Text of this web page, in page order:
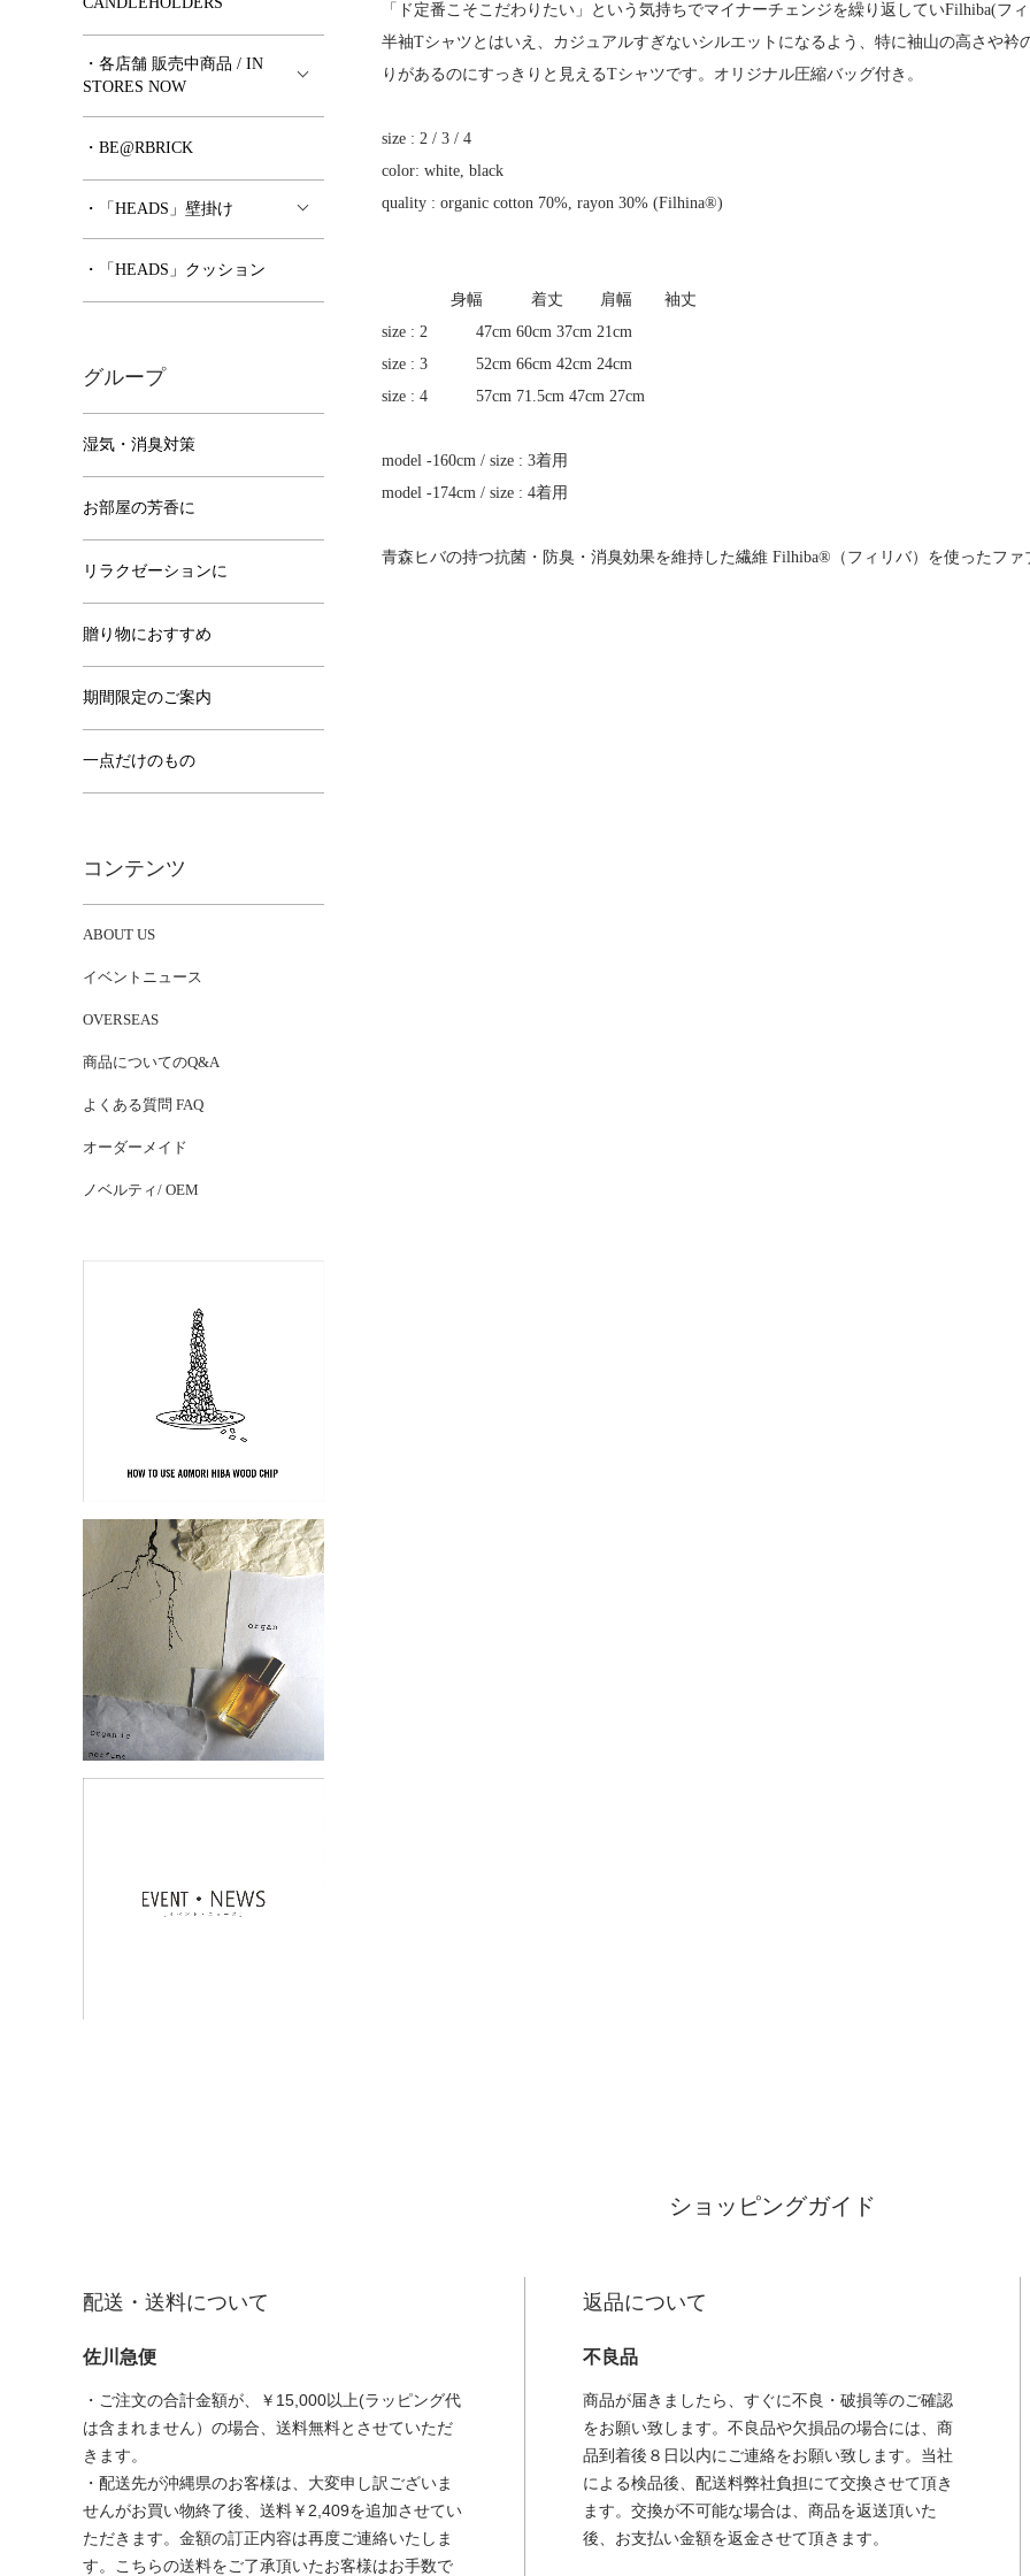
「ド定番こそこだわりたい」という気持ちでマイナーチェンジを繰り返していFilhiba(フ
半袖Tシャツとはいえ、カジュアルすぎないシルエットになるよう、特に袖山の高さや
りがあるのにすっきりと見えるTシャツです。オリジナル圧縮バッグ付き。
size : 2 / 3 / 4
color: white, black
quality : organic cotton 70%, rayon 30% (Filhina®︎)
身幅 着丈 肩幅 袖丈
size : 2 47cm 60cm 37cm 21cm
size : 3 52cm 66cm 42cm 24cm
size : 4 57cm 71.5cm 47cm 27cm
model -160cm / size : 3着用
model -174cm / size : 4着用
青森ヒバの持つ抗菌・防臭・消臭効果を維持した繊維 Filhiba®（フィリバ）を使ったファ
・各店舗 販売中商品 / IN
STORES NOW
・BE@RBRICK
・「HEADS」壁掛け
・「HEADS」クッション
グループ
湿気・消臭対策
お部屋の芳香に
リラクゼーションに
贈り物におすすめ
期間限定のご案内
一点だけのもの
コンテンツ
ABOUT US
イベントニュース
OVERSEAS
商品についてのQ&A
よくある質問 FAQ
オーダーメイド
ノベルティ/ OEM
ショッピングガイド
配送・送料について
佐川急便
・ご注文の合計金額が、￥15,000以上(ラッピング代
は含まれません）の場合、送料無料とさせていただ
きます。
・配送先が沖縄県のお客様は、大変申し訳ございま
せんがお買い物終了後、送料￥2,409を追加させてい
ただきます。金額の訂正内容は再度ご連絡いたしま
す。こちらの送料をご了承頂いたお客様はお手数で
返品について
不良品
商品が届きましたら、すぐに不良・破損等のご確認
をお願い致します。不良品や欠損品の場合には、商
品到着後８日以内にご連絡をお願い致します。当社
による検品後、配送料弊社負担にて交換させて頂き
ます。交換が不可能な場合は、商品を返送頂いた
後、お支払い金額を返金させて頂きます。